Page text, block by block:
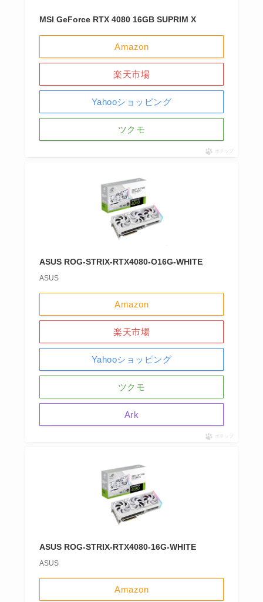
MSI GeForce RTX 4080 16GB SUPRIM X
Amazon
楽天市場
Yahooショッピング
ツクモ
ポチップ
ASUS ROG-STRIX-RTX4080-O16G-WHITE
ASUS
Amazon
楽天市場
Yahooショッピング
ツクモ
Ark
ポチップ
ASUS ROG-STRIX-RTX4080-16G-WHITE
ASUS
Amazon